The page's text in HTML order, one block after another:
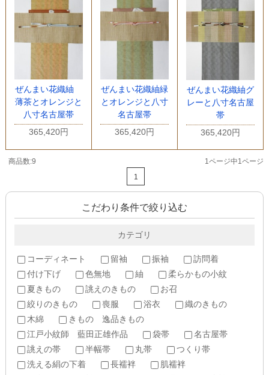
ぜんまい花織紬
薄茶とオレンジと
八寸名古屋帯
365,420円
ぜんまい花織紬緑
とオレンジと八寸
名古屋帯
365,420円
ぜんまい花織紬グ
レーと八寸名古屋
帯
365,420円
商品数:9
1ページ中1ページ
1
こだわり条件で絞り込む
カテゴリ
コーディネート 留袖 振袖
訪問着
付け下げ
色無地 紬
柔らかもの小紋
夏きもの
誂えのきもの
お召
絞りのきもの
喪服 浴衣
織のきもの
木綿
きもの 逸品きもの
江戸小紋師 藍田正雄作品
袋帯
名古屋帯
誂えの帯
半幅帯 丸帯
つくり帯
洗える絹の下着
長襦袢
肌襦袢